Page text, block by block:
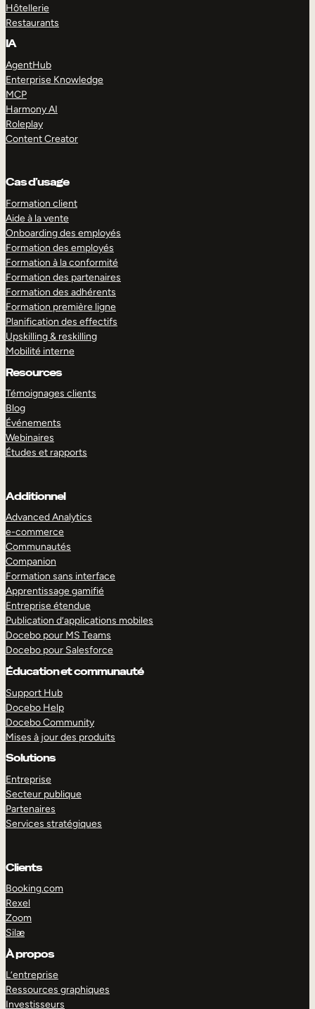
Hôtellerie
Restaurants
IA
AgentHub
Enterprise Knowledge
MCP
Harmony AI
Roleplay
Content Creator
Cas d’usage
Formation client
Aide à la vente
Onboarding des employés
Formation des employés
Formation à la conformité
Formation des partenaires
Formation des adhérents
Formation première ligne
Planification des effectifs
Upskilling & reskilling
Mobilité interne
Resources
Témoignages clients
Blog
Événements
Webinaires
Études et rapports
Additionnel
Advanced Analytics
e-commerce
Communautés
Companion
Formation sans interface
Apprentissage gamifié
Entreprise étendue
Publication d’applications mobiles
Docebo pour MS Teams
Docebo pour Salesforce
Éducation et communauté
Support Hub
Docebo Help
Docebo Community
Mises à jour des produits
Solutions
Entreprise
Secteur publique
Partenaires
Services stratégiques
Clients
Booking.com
Rexel
Zoom
Silæ
À propos
L’entreprise
Ressources graphiques
Investisseurs